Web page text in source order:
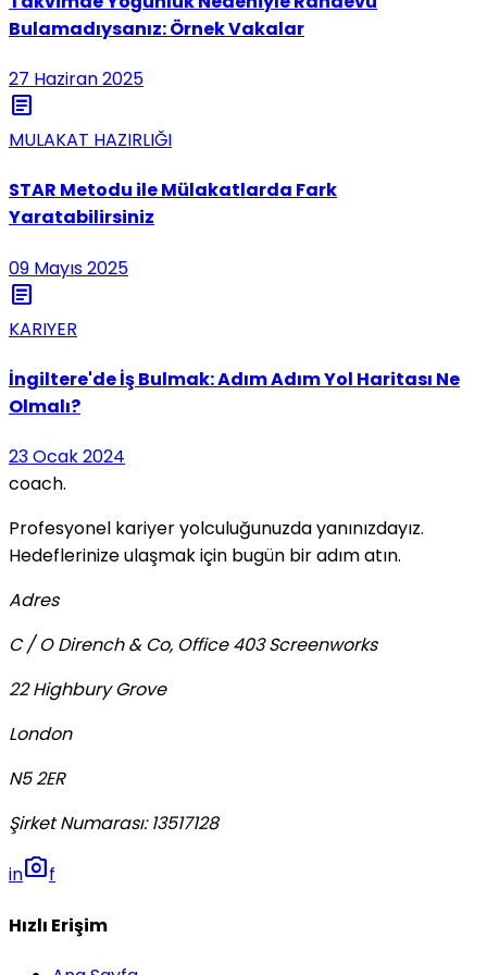
Bulamadıysanız: Örnek Vakalar
27 Haziran 2025
article
MULAKAT HAZIRLIĞI
STAR Metodu ile Mülakatlarda Fark
Yaratabilirsiniz
09 Mayıs 2025
article
KARIYER
İngiltere'de İş Bulmak: Adım Adım Yol Haritası Ne
Olmalı?
23 Ocak 2024
coach.
Profesyonel kariyer yolculuğunuzda yanınızdayız.
Hedeflerinize ulaşmak için bugün bir adım atın.
Adres
C / O Dirench & Co, Office 403 Screenworks
22 Highbury Grove
London
N5 2ER
Şirket Numarası: 13517128
inphoto_cameraf
Hızlı Erişim